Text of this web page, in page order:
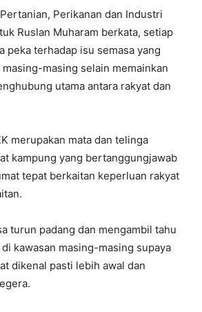
Perikanan dan Industri
Ruslan Muharam berkata, setiap
peka terhadap isu semasa yang
masing selain memainkan
utama antara rakyat dan
merupakan mata dan telinga
kampung yang bertanggungjawab
tepat berkaitan keperluan rakyat
turun padang dan mengambil tahu
kawasan masing-masing supaya
dikenal pasti lebih awal dan